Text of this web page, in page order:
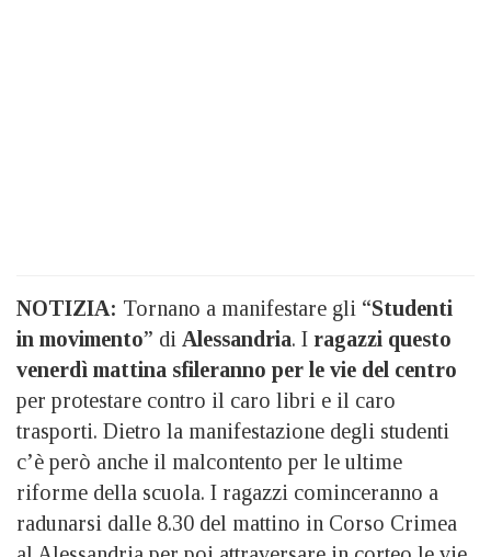
NOTIZIA: Tornano a manifestare gli “Studenti
in movimento” di Alessandria. I ragazzi questo
venerdì mattina sfileranno per le vie del centro
per protestare contro il caro libri e il caro
trasporti. Dietro la manifestazione degli studenti
c’è però anche il malcontento per le ultime
riforme della scuola. I ragazzi cominceranno a
radunarsi dalle 8.30 del mattino in Corso Crimea